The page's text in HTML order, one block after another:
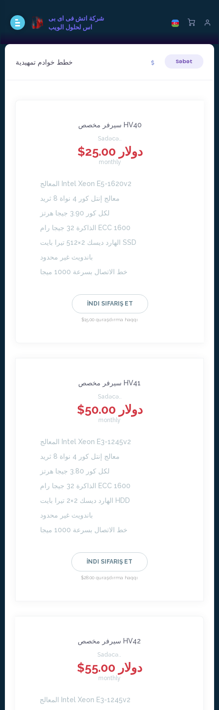
شركة اتش فى اى بى
اس لحلول الويب
خطط خوادم تمهيدية Səbət
سيرفر مخصص HV40
Sadəcə..
$25.00 دولار
monthly
المعالج Intel Xeon E5-1620v2
معالج إنتل كور 4 نواة 8 ثريد
لكل كور 3.90 جيجا هرتز
الذاكرة 32 جيجا رام ECC 1600
الهارد ديسك 2×512 تيرا بايت SSD
باندويث غير محدود
خط الاتصال بسرعة 1000 ميجا
İNDI SIFARIŞ ET
$15.00 quraşdırma haqqı
سيرفر مخصص HV41
Sadəcə..
$50.00 دولار
monthly
المعالج Intel Xeon E3-1245v2
معالج إنتل كور 4 نواة 8 ثريد
لكل كور 3.80 جيجا هرتز
الذاكرة 32 جيجا رام ECC 1600
الهارد ديسك 2×2 تيرا بايت HDD
باندويث غير محدود
خط الاتصال بسرعة 1000 ميجا
İNDI SIFARIŞ ET
$28.00 quraşdırma haqqı
سيرفر مخصص HV42
Sadəcə..
$55.00 دولار
monthly
المعالج Intel Xeon E3-1245v2